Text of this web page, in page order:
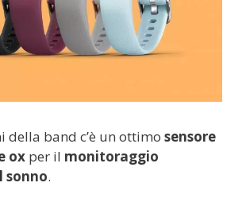
della band c’è un ottimo sensore
ox per il monitoraggio
sonno.